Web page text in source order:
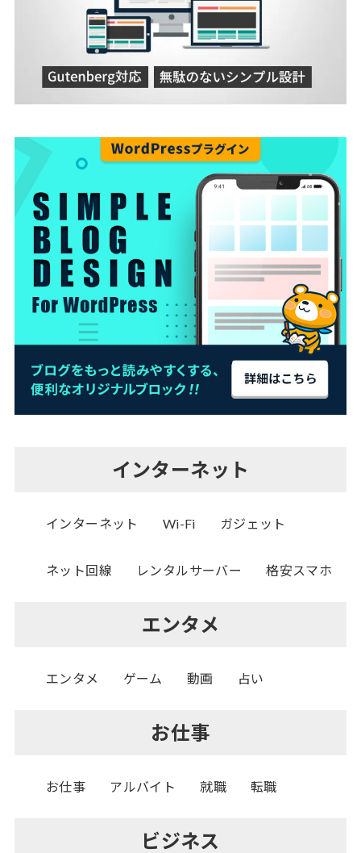
インターネット
インターネット Wi-Fi ガジェット
ネット回線 レンタルサーバー 格安スマホ
エンタメ
エンタメ ゲーム 動画 占い
お仕事
お仕事 アルバイト 就職 転職
ビジネス